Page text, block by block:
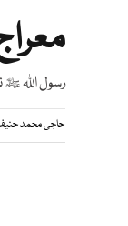
رسول اﷲ ﷺ نے
حاجی محمد